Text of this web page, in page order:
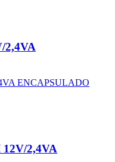
2,4VA
2,4VA